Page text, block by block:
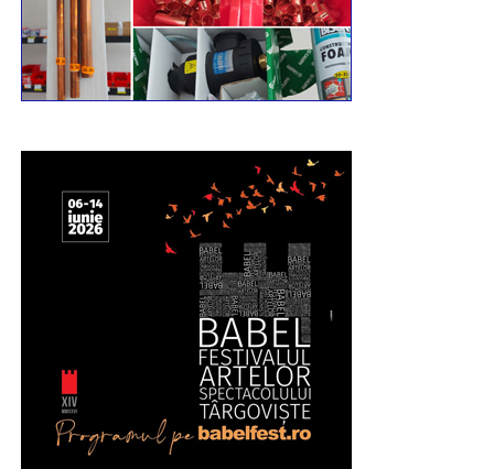
21:00. Totodată, marți, 11 august, între orele 06:00-
13:00, Bulevardul Libertății va fi închis total circulației
rutiere.
Având în vedere toate acestea, îi rog pe toți cei
afectați să manifeste înțelegere, răbdare și
bunăvoință”, a transmis pr. conf. univ. dr. Ionuț
Ghibanu – vicar eparhial al Arhiepiscopiei Târgoviștei.
Urmărește Incomod Media și pe Google News